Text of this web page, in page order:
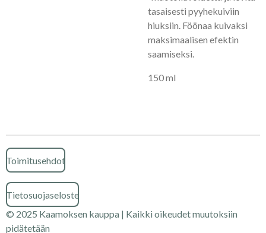
tasaisesti pyyhekuiviin
hiuksiin. Föönaa kuivaksi
maksimaalisen efektin
saamiseksi.
150 ml
Toimitusehdot
Tietosuojaseloste
© 2025 Kaamoksen kauppa | Kaikki oikeudet muutoksiin
pidätetään